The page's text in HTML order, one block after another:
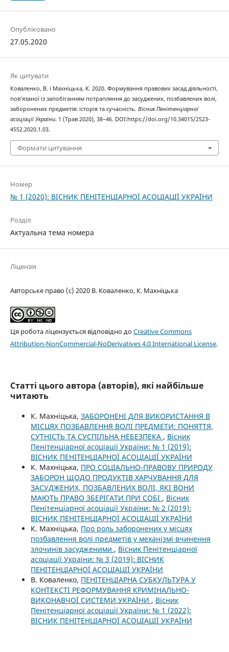
Опубліковано
27.05.2020
Як цитувати
Коваленко, В. і Махніцька, К. 2020. Формування правових засад діяльності,
пов’язаної із запобіганням потрапляння до засуджених, позбавлених волі,
заборонених предметів: історія та сучасність. Вісник Пенітенціарної
асоціації України. 1 (Трав 2020), 38–46. DOI:https://doi.org/10.34015/2523-
4552.2020.1.03.
Формати цитування
Номер
№ 1 (2020): ВІСНИК ПЕНІТЕНЦІАРНОЇ АСОЦІАЦІЇ УКРАЇНИ
Розділ
Актуальна тема номера
Ліцензія
Авторське право (c) 2020 В. Коваленко, К. Махніцька
Ця робота ліцензується відповідно доCreative Commons
Attribution-NonCommercial-NoDerivatives 4.0 International License.
Статті цього автора (авторів), які найбільше
читають
К. Махніцька, ЗАБОРОНЕНІ ДЛЯ ВИКОРИСТАННЯ В
МІСЦЯХ ПОЗБАВЛЕННЯ ВОЛІ ПРЕДМЕТИ: ПОНЯТТЯ,
СУТНІСТЬ ТА СУСПІЛЬНА НЕБЕЗПЕКА , Вісник
Пенітенціарної асоціації України: № 1 (2019):
ВІСНИК ПЕНІТЕНЦІАРНОЇ АСОЦІАЦІЇ УКРАЇНИ
К. Махніцька, ПРО СОЦІАЛЬНО-ПРАВОВУ ПРИРОДУ
ЗАБОРОН ЩОДО ПРОДУКТІВ ХАРЧУВАННЯ ДЛЯ
ЗАСУДЖЕНИХ, ПОЗБАВЛЕНИХ ВОЛІ, ЯКІ ВОНИ
МАЮТЬ ПРАВО ЗБЕРІГАТИ ПРИ СОБІ , Вісник
Пенітенціарної асоціації України: № 2 (2019):
ВІСНИК ПЕНІТЕНЦІАРНОЇ АСОЦІАЦІЇ УКРАЇНИ
К. Махніцька, Про роль заборонених у місцях
позбавлення волі предметів у механізмі вчинення
злочинів засудженими , Вісник Пенітенціарної
асоціації України: № 3 (2019): ВІСНИК
ПЕНІТЕНЦІАРНОЇ АСОЦІАЦІЇ УКРАЇНИ
В. Коваленко, ПЕНІТЕНЦІАРНА СУБКУЛЬТУРА У
КОНТЕКСТІ РЕФОРМУВАННЯ КРИМІНАЛЬНО-
ВИКОНАВЧОЇ СИСТЕМИ УКРАЇНИ , Вісник
Пенітенціарної асоціації України: № 1 (2022):
ВІСНИК ПЕНІТЕНЦІАРНОЇ АСОЦІАЦІЇ УКРАЇНИ